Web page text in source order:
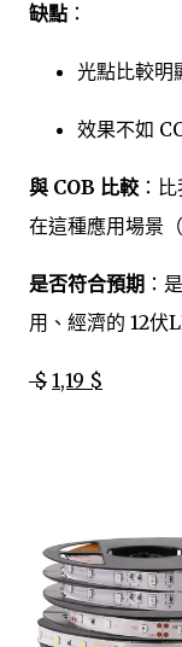
缺點 ：
光點比較明
效果不如
與 COB 比較 ：
在這種應用場景
是否符合預期 ：
用、經濟的 12伏
$ 1,19 $